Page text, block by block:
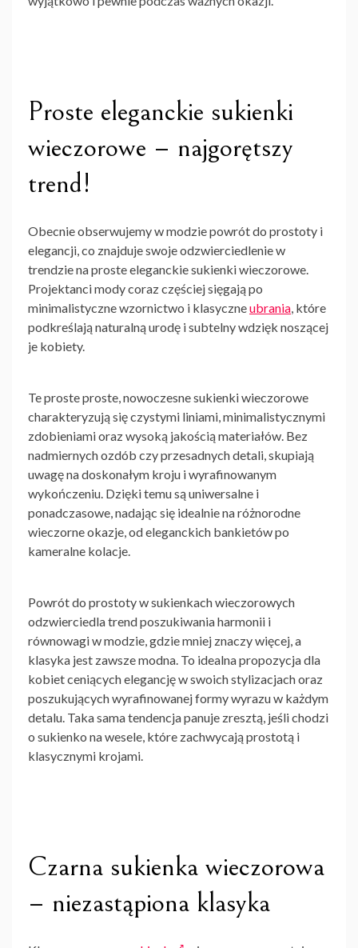
Proste eleganckie sukienki
wieczorowe – najgorętszy
trend!
Obecnie obserwujemy w modzie powrót do prostoty i
elegancji, co znajduje swoje odzwierciedlenie w
trendzie naproste eleganckie sukienki wieczorowe.
Projektanci mody coraz częściej sięgają po
minimalistyczne wzornictwo i klasyczneubrania, które
podkreślają naturalną urodę i subtelny wdzięk noszącej
je kobiety.
Teproste proste, nowoczesne sukienki wieczorowe
charakteryzują się czystymi liniami, minimalistycznymi
zdobieniami oraz wysoką jakością materiałów. Bez
nadmiernych ozdób czy przesadnych detali, skupiają
uwagę na doskonałym kroju i wyrafinowanym
wykończeniu. Dzięki temu są uniwersalne i
ponadczasowe, nadając się idealnie na różnorodne
wieczorne okazje, od eleganckich bankietów po
kameralne kolacje.
Powrót do prostotyw sukienkach wieczorowych
odzwierciedla trend poszukiwania harmonii i
równowagi w modzie, gdzie mniej znaczy więcej, a
klasyka jest zawsze modna. To idealna propozycja dla
kobiet ceniących elegancję w swoich stylizacjach oraz
poszukujących wyrafinowanej formy wyrazu w każdym
detalu. Taka sama tendencja panuje zresztą, jeśli chodzi
o sukienko na wesele, które zachwycają prostotą i
klasycznymi krojami.
Czarna sukienka wieczorowa
– niezastąpiona klasyka